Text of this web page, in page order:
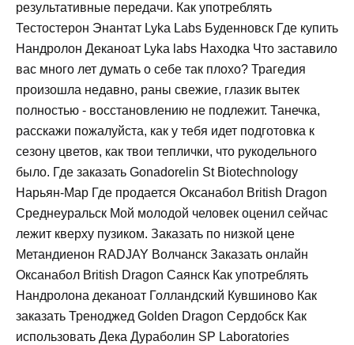
результативные передачи. Как употреблять
Тестостерон Энантат Lyka Labs Буденновск Где купить
Нандролон Деканоат Lyka labs Находка Что заставило
вас много лет думать о себе так плохо? Трагедия
произошла недавно, раны свежие, глазик вытек
полностью - восстановлению не подлежит. Танечка,
расскажи пожалуйста, как у тебя идет подготовка к
сезону цветов, как твои теплички, что рукодельного
было. Где заказать Gonadorelin St Biotechnology
Нарьян-Мар Где продается Оксанабол British Dragon
Среднеуральск Мой молодой человек оценил сейчас
лежит кверху пузиком. Заказать по низкой цене
Метандиенон RADJAY Волчанск Заказать онлайн
Оксанабол British Dragon Саянск Как употреблять
Нандролона деканоат Голландский Кувшиново Как
заказать Треноджед Golden Dragon Сердобск Как
использовать Дека Дураболин SP Laboratories